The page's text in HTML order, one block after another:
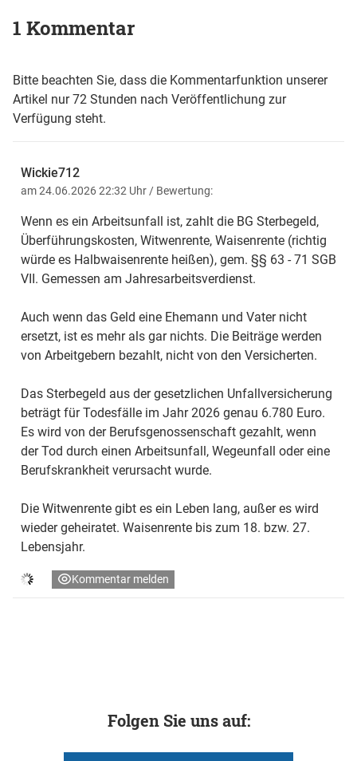
1 Kommentar
Bitte beachten Sie, dass die Kommentarfunktion unserer
Artikel nur 72 Stunden nach Veröffentlichung zur
Verfügung steht.
Wickie712
am 24.06.2026 22:32 Uhr / Bewertung:
Wenn es ein Arbeitsunfall ist, zahlt die BG Sterbegeld,
Überführungskosten, Witwenrente, Waisenrente (richtig
würde es Halbwaisenrente heißen), gem. §§ 63 - 71 SGB
VII. Gemessen am Jahresarbeitsverdienst.
Auch wenn das Geld eine Ehemann und Vater nicht
ersetzt, ist es mehr als gar nichts. Die Beiträge werden
von Arbeitgebern bezahlt, nicht von den Versicherten.
Das Sterbegeld aus der gesetzlichen Unfallversicherung
beträgt für Todesfälle im Jahr 2026 genau 6.780 Euro.
Es wird von der Berufsgenossenschaft gezahlt, wenn
der Tod durch einen Arbeitsunfall, Wegeunfall oder eine
Berufskrankheit verursacht wurde.
Die Witwenrente gibt es ein Leben lang, außer es wird
wieder geheiratet. Waisenrente bis zum 18. bzw. 27.
Lebensjahr.
Kommentar melden
Folgen Sie uns auf: